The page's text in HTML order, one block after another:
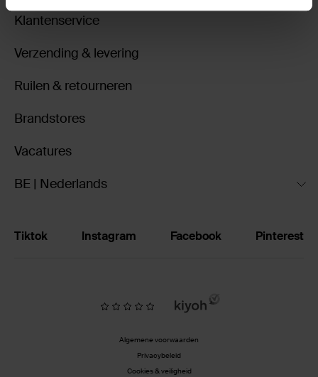
Klantenservice
Verzending & levering
Ruilen & retourneren
Brandstores
Vacatures
BE | Nederlands
Tiktok Instagram Facebook Pinterest
Algemene voorwaarden
Privacybeleid
Cookies & veiligheid